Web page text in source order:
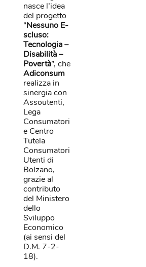
nasce l’idea
del progetto
“Nessuno E-
scluso:
Tecnologia –
Disabilità –
Povertà”, che
Adiconsum
realizza in
sinergia con
Assoutenti,
Lega
Consumatori
e Centro
Tutela
Consumatori
Utenti di
Bolzano,
grazie al
contributo
del Ministero
dello
Sviluppo
Economico
(ai sensi del
D.M. 7-2-
18).